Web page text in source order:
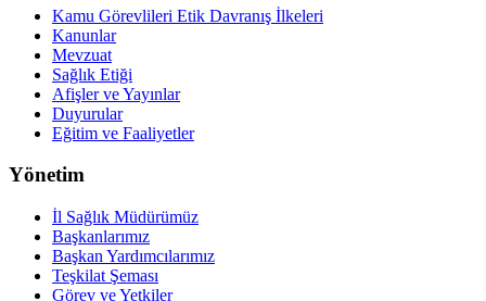
Kamu Görevlileri Etik Davranış İlkeleri
Kanunlar
Mevzuat
Sağlık Etiği
Afişler ve Yayınlar
Duyurular
Eğitim ve Faaliyetler
Yönetim
İl Sağlık Müdürümüz
Başkanlarımız
Başkan Yardımcılarımız
Teşkilat Şeması
Görev ve Yetkiler